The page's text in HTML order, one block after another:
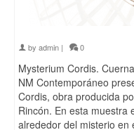
by admin | 0
Mysterium Cordis.
NM Contemporáneo
Cordis, obra producida
Rincón. En esta muestra
alrededor del misterio